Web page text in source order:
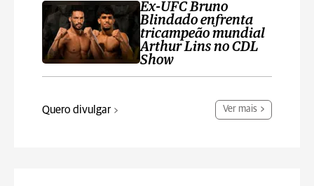
Ex-UFC Bruno
Blindado enfrenta
tricampeão mundial
Arthur Lins no CDL
Show
Quero divulgar Ver mais